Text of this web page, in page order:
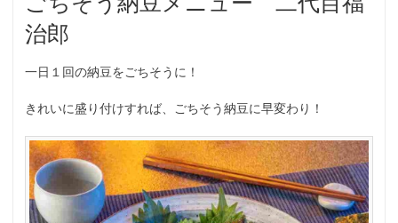
治郎
一日１回の納豆をごちそうに！
きれいに盛り付けすれば、ごちそう納豆に早変わり！